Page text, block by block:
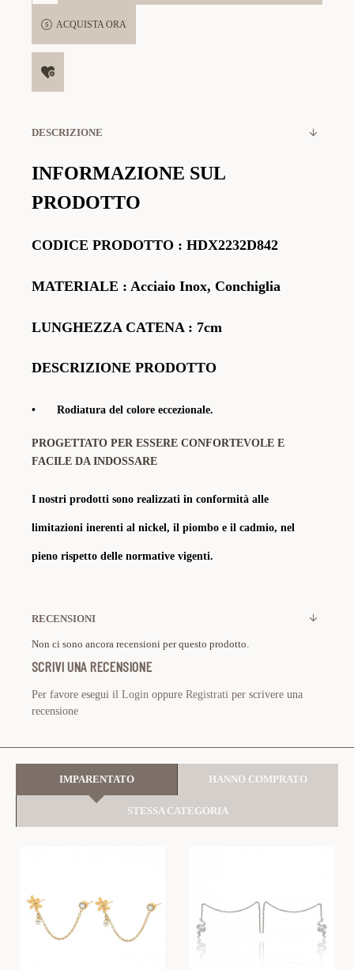
ACQUISTA ORA
DESCRIZIONE
INFORMAZIONE SUL
PRODOTTO
CODICE PRODOTTO : HDX2232D842
MATERIALE : Acciaio Inox, Conchiglia
LUNGHEZZA CATENA : 7cm
DESCRIZIONE PRODOTTO
• Rodiatura del colore eccezionale.
PROGETTATO PER ESSERE CONFORTEVOLE E
FACILE DA INDOSSARE
I nostri prodotti sono realizzati in conformità alle
limitazioni inerenti al nickel, il piombo e il cadmio, nel
pieno rispetto delle normative vigenti.
RECENSIONI
Non ci sono ancora recensioni per questo prodotto.
SCRIVI UNA RECENSIONE
Per favore esegui il Login oppure Registrati per scrivere una
recensione
IMPARENTATO HANNO COMPRATO
STESSA CATEGORIA